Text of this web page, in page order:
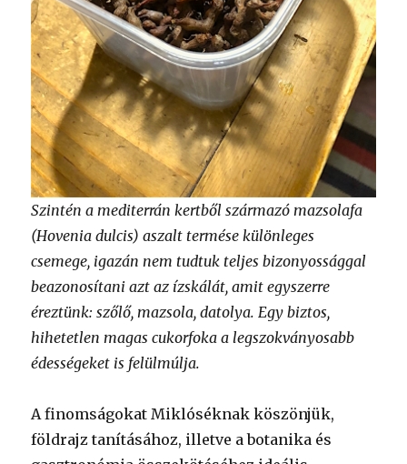
Szintén a mediterrán kertből származó mazsolafa
(Hovenia dulcis) aszalt termése különleges
csemege, igazán nem tudtuk teljes bizonyossággal
beazonosítani azt az ízskálát, amit egyszerre
éreztünk: szőlő, mazsola, datolya. Egy biztos,
hihetetlen magas cukorfoka a legszokványosabb
édességeket is felülmúlja.
A finomságokat Miklóséknak köszönjük,
földrajz tanításához, illetve a botanika és